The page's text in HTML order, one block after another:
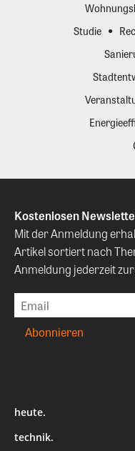
Studie
Kostenlosen
Mit der Anmeldung
Artikel sortiert nach
Anmeldung jederzeit
heute.
technik.